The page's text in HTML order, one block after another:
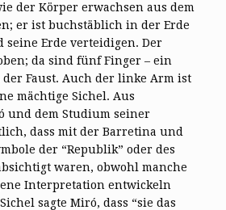
der Körper erwachsen aus dem
er ist buchstäblich in der Erde
Erde verteidigen. Der
da sind fünf Finger – ein
Faust. Auch der linke Arm ist
mächtige Sichel. Aus
und dem Studium seiner
dass mit der Barretina und
der “Republik” oder des
waren, obwohl manche
Interpretation entwickeln
sagte Miró, dass “sie das